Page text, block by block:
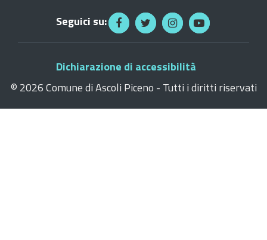
Seguici su:
Dichiarazione di accessibilità
© 2026 Comune di Ascoli Piceno - Tutti i diritti riservati